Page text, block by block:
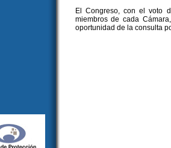
El Congreso, con el voto
miembros de cada
oportunidad de la consulta